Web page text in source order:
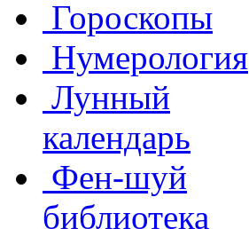
Гороскопы
Нумерология
Лунный
календарь
Фен-шуй
библиотека